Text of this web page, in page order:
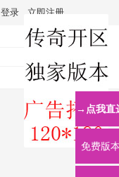
登录 立即注册
搜
索
→点我直
免费版